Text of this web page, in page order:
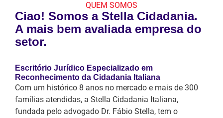
QUEM SOMOS
Ciao! Somos a Stella Cidadania.
A mais bem avaliada empresa do
setor.
Escritório Jurídico Especializado em
Reconhecimento da Cidadania Italiana
Com um histórico 8 anos no mercado e mais de 300
famílias atendidas, a Stella Cidadania Italiana,
fundada pelo advogado Dr. Fábio Stella, tem o